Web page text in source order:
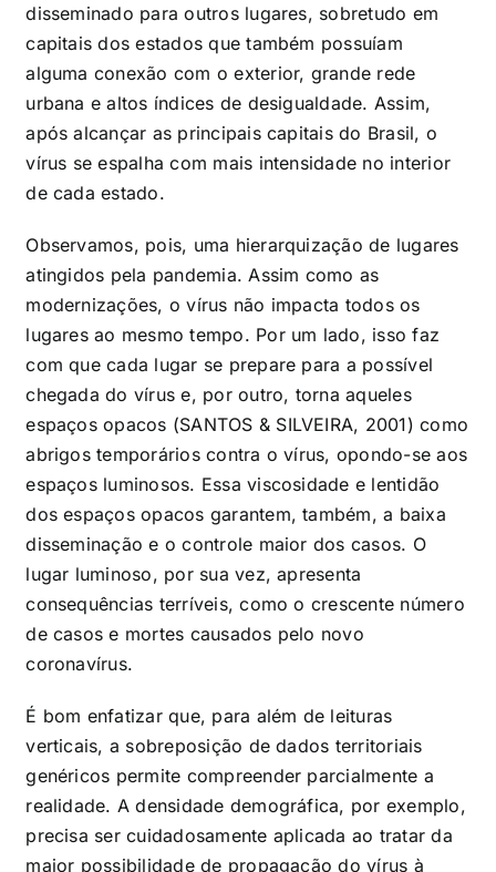
disseminado para outros lugares, sobretudo em
capitais dos estados que também possuíam
alguma conexão com o exterior, grande rede
urbana e altos índices de desigualdade. Assim,
após alcançar as principais capitais do Brasil, o
vírus se espalha com mais intensidade no interior
de cada estado.
Observamos, pois, uma hierarquização de lugares
atingidos pela pandemia. Assim como as
modernizações, o vírus não impacta todos os
lugares ao mesmo tempo. Por um lado, isso faz
com que cada lugar se prepare para a possível
chegada do vírus e, por outro, torna aqueles
espaços opacos (SANTOS & SILVEIRA, 2001) como
abrigos temporários contra o vírus, opondo-se aos
espaços luminosos. Essa viscosidade e lentidão
dos espaços opacos garantem, também, a baixa
disseminação e o controle maior dos casos. O
lugar luminoso, por sua vez, apresenta
consequências terríveis, como o crescente número
de casos e mortes causados pelo novo
coronavírus.
É bom enfatizar que, para além de leituras
verticais, a sobreposição de dados territoriais
genéricos permite compreender parcialmente a
realidade. A densidade demográfica, por exemplo,
precisa ser cuidadosamente aplicada ao tratar da
maior possibilidade de propagação do vírus à